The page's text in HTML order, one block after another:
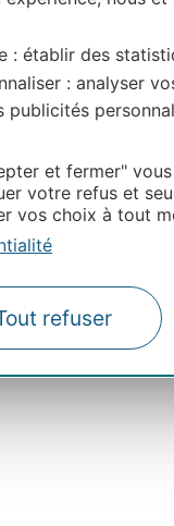
: établir des
: analyser
publicités
et fermer"
votre refus et
vos choix à tout
refuser
au maximum